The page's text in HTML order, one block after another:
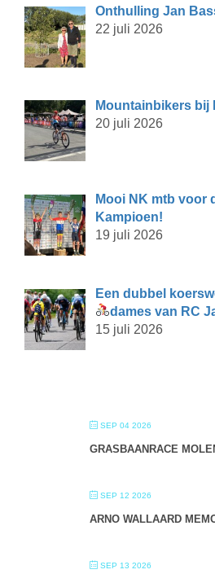
Onthulling Jan
22 juli 2026
Mountainbikers bij
20 juli 2026
Mooi NK mtb voor
Kampioen!
19 juli 2026
Een dubbel
dames van RC
15 juli 2026
SEP 04 2026
GRASBAANRACE
SEP 12 2026
ARNO WALLAARD
SEP 13 2026